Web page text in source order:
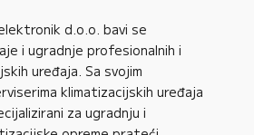
d.o.o. bavi se
i ugradnje profesionalnih i
uređaja. Sa svojim
klimatizacijskih uređaja
za ugradnju i